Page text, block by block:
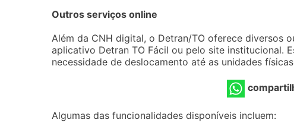
Outros serviços online
Além da CNH digital, o Detran/TO oferece diversos
aplicativo Detran TO Fácil ou pelo site institucional.
necessidade de deslocamento até as unidades
Algumas das funcionalidades disponíveis incluem: